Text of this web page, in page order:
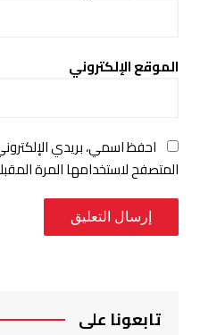
الموقع الإلكتروني
احفظ اسمي، بريدي
المتصفح لاستخدامها المرة
تابعونا على